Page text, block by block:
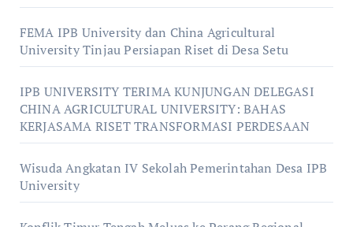
FEMA IPB University dan China Agricultural
University Tinjau Persiapan Riset di Desa Setu
IPB UNIVERSITY TERIMA KUNJUNGAN DELEGASI
CHINA AGRICULTURAL UNIVERSITY: BAHAS
KERJASAMA RISET TRANSFORMASI PERDESAAN
Wisuda Angkatan IV Sekolah Pemerintahan Desa IPB
University